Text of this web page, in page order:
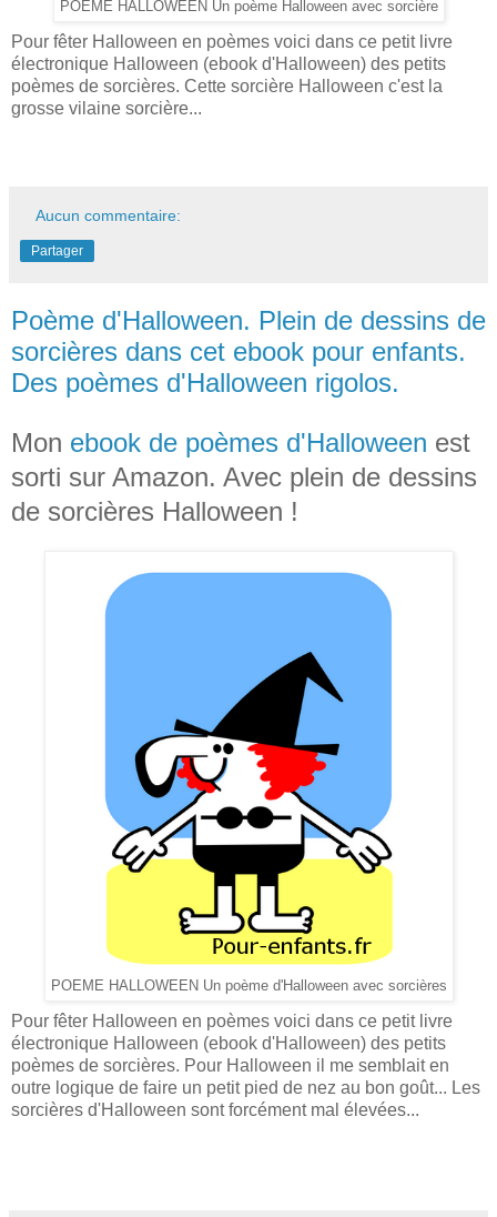
POEME HALLOWEEN Un poème Halloween avec sorcière
Pour fêter Halloween en poèmes voici dans ce petit livre
électronique Halloween (ebook d'Halloween) des petits
poèmes de sorcières. Cette sorcière Halloween c'est la
grosse vilaine sorcière...
Aucun commentaire:
Partager
Poème d'Halloween. Plein de dessins de
sorcières dans cet ebook pour enfants.
Des poèmes d'Halloween rigolos.
Mon ebook de poèmes d'Halloween est
sorti sur Amazon. Avec plein de dessins
de sorcières Halloween !
POEME HALLOWEEN Un poème d'Halloween avec sorcières
Pour fêter Halloween en poèmes voici dans ce petit livre
électronique Halloween (ebook d'Halloween) des petits
poèmes de sorcières. Pour Halloween il me semblait en
outre logique de faire un petit pied de nez au bon goût... Les
sorcières d'Halloween sont forcément mal élevées...